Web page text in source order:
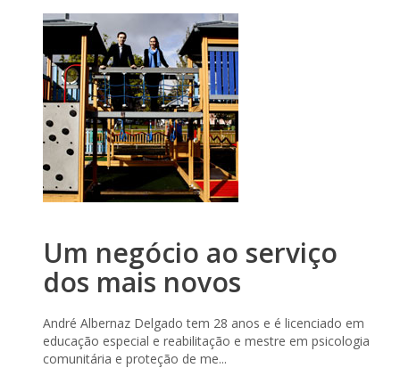
Um negócio ao serviço
dos mais novos
André Albernaz Delgado tem 28 anos e é licenciado em
educação especial e reabilitação e mestre em psicologia
comunitária e proteção de me...